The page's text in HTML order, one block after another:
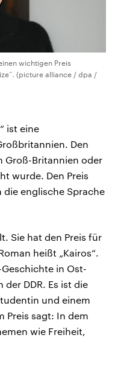
wichtigen Preis
(picture alliance / dpa /
ist eine
Den
Groß-Britannien oder
wurde. Den Preis
die englische Sprache
Sie hat den Preis für
heißt „Kairos“.
in Ost-
DDR. Es ist die
und einem
Preis sagt: In dem
wie Freiheit,